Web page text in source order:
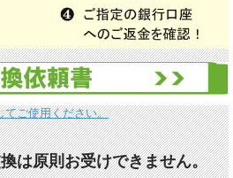
てご使用ください。
は原則お受けできません。